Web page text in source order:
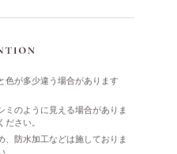
が多少違う場合があります
のように見える場合がありま
さい。
防水加工などは施しておりま